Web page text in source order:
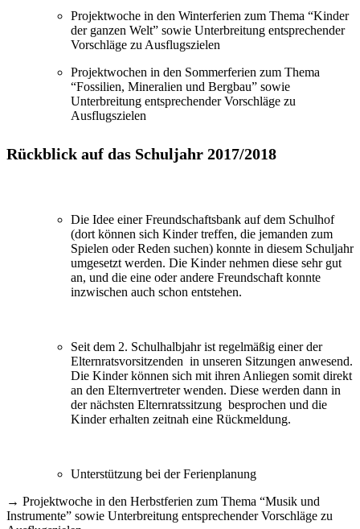
Projektwoche in den Winterferien zum Thema “Kinder
der ganzen Welt” sowie Unterbreitung entsprechender
Vorschläge zu Ausflugszielen
Projektwochen in den Sommerferien zum Thema
“Fossilien, Mineralien und Bergbau” sowie
Unterbreitung entsprechender Vorschläge zu
Ausflugszielen
Rückblick auf das Schuljahr 2017/2018
Die Idee einer Freundschaftsbank auf dem Schulhof
(dort können sich Kinder treffen, die jemanden zum
Spielen oder Reden suchen) konnte in diesem Schuljahr
umgesetzt werden. Die Kinder nehmen diese sehr gut
an, und die eine oder andere Freundschaft konnte
inzwischen auch schon entstehen.
Seit dem 2. Schulhalbjahr ist regelmäßig einer der
Elternratsvorsitzenden in unseren Sitzungen anwesend.
Die Kinder können sich mit ihren Anliegen somit direkt
an den Elternvertreter wenden. Diese werden dann in
der nächsten Elternratssitzung besprochen und die
Kinder erhalten zeitnah eine Rückmeldung.
Unterstützung bei der Ferienplanung
→ Projektwoche in den Herbstferien zum Thema “Musik und
Instrumente” sowie Unterbreitung entsprechender Vorschläge zu